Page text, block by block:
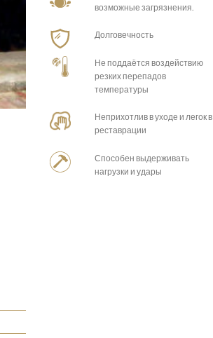
возможные загрязнения.
Долговечность
Не поддаётся воздействию
резких перепадов
температуры
Неприхотлив в уходе и легок в
реставрации
Способен выдерживать
нагрузки и удары